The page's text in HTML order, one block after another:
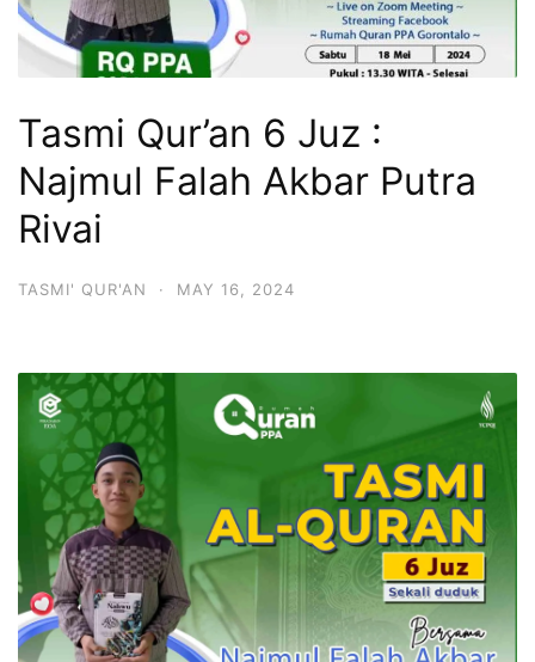
Tasmi Qur’an 6 Juz :
Najmul Falah Akbar Putra
Rivai
TASMI' QUR'AN · MAY 16, 2024